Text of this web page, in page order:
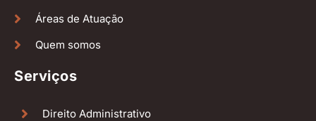
Áreas de Atuação
Quem somos
Serviços
Direito Administrativo